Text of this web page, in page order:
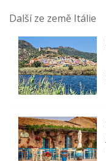
Další ze země Itálie